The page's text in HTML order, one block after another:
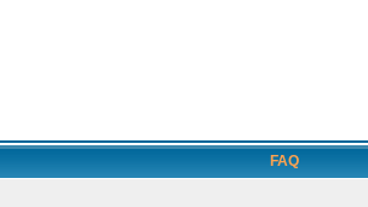
FAQ